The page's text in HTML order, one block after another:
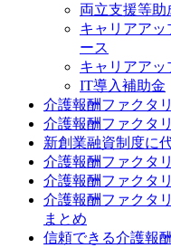
両立支援等助
キャリアアッ
ース
キャリアアッ
IT導入補助金
介護報酬ファクタ
介護報酬ファクタ
新創業融資制度に
介護報酬ファクタ
介護報酬ファクタ
介護報酬ファクタ
まとめ
信頼できる介護報